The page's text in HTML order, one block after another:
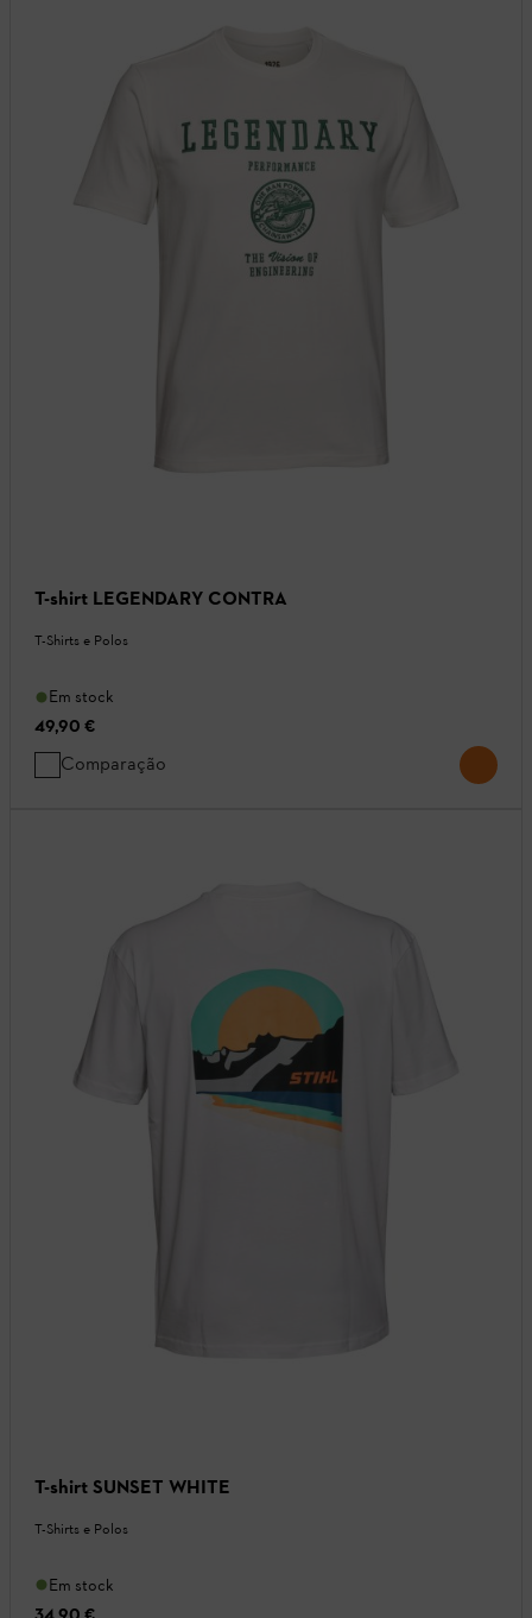
T-shirt LEGENDARY CONTRA
T-Shirts e Polos
Em stock
49,90 €
Comparação
T-shirt SUNSET WHITE
T-Shirts e Polos
Em stock